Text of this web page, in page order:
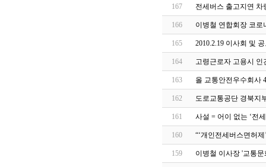
167 전세버스 출고지연 차
166 이병철 연합회장 코로
165 2010.2.19 이사회 및
164 고령근로자 고용시 인
163 올 교통안전우수회사
162 도로교통공단 경북지
161 사설 = 어이 없는 ‘전
160 “‘개인전세버스면허
159 이병철 이사장 '교통